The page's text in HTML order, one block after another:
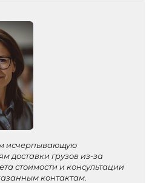
исчерпывающую
доставки грузов из-за
стоимости и консультации
контактам.